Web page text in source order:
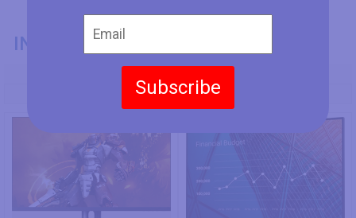
Subscribe
INFORMAZIONI GENERALI
Xiaomi Mi Display 27